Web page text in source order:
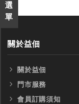
選
單
關於益佃
關於益佃
門市服務
會員訂購須知